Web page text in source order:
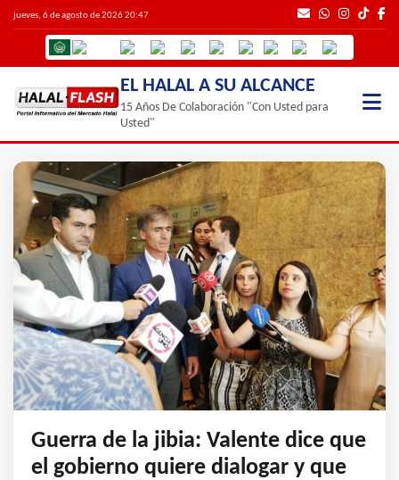
jueves, 6 de agosto de 2026 20:47
EL HALAL A SU ALCANCE
15 Años De Colaboración "Con Usted para
Usted"
Guerra de la jibia: Valente dice que
el gobierno quiere dialogar y que